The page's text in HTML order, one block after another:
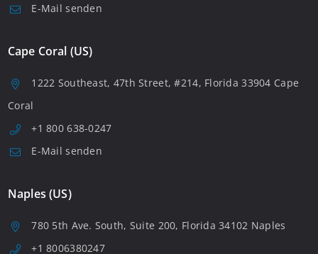
E-Mail senden
Cape Coral (US)
1222 Southeast, 47th Street, #214, Florida 33904 Cape
Coral
+1 800 638-0247
E-Mail senden
Naples (US)
780 5th Ave. South, Suite 200, Florida 34102 Naples
+1 8006380247